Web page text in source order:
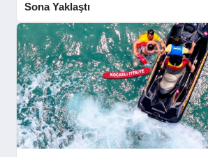
Sona Yaklaştı